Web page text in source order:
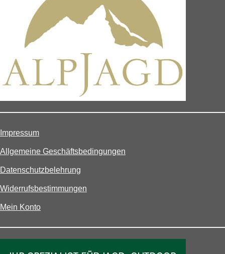
Impressum
Allgemeine Geschäftsbedingungen
Datenschutzbelehrung
Widerrufsbestimmungen
Mein Konto